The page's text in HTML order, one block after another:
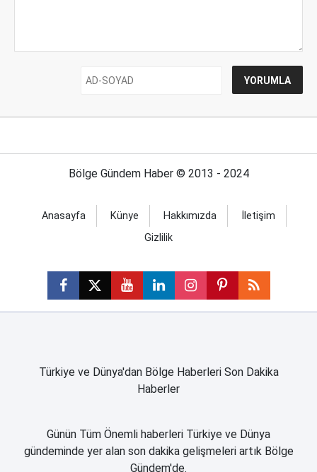
Bölge Gündem Haber © 2013 - 2024
Anasayfa Künye Hakkımızda
İletişim
Gizlilik
Türkiye ve Dünya'dan Bölge Haberleri Son Dakika
Haberler
Günün Tüm Önemli haberleri Türkiye ve Dünya
gündeminde yer alan son dakika gelişmeleri artık Bölge
Gündem'de.